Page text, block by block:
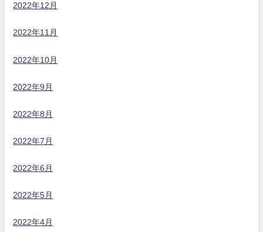
2022年12月
2022年11月
2022年10月
2022年9月
2022年8月
2022年7月
2022年6月
2022年5月
2022年4月